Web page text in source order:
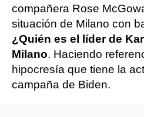
compañera Rose
situación de Milano con
¿Quién es el líder de
Milano. Haciendo
hipocresía que tiene la
campaña de Biden.